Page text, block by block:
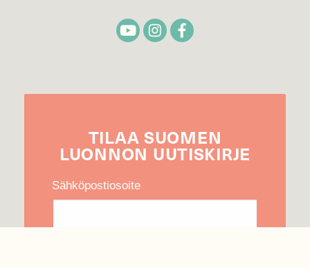
TILAA SUOMEN
LUONNON UUTIS­KIRJE
Sähköpostiosoite